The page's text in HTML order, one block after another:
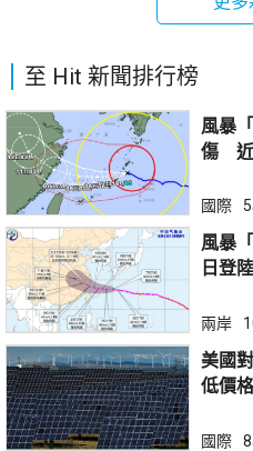
至 Hit 新聞排行榜
風暴
傷 近
國際
風暴
日登
兩岸
美國
低價
國際